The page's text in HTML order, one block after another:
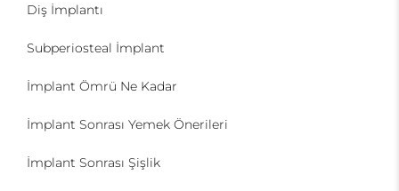
Diş İmplantı
Subperiosteal İmplant
İmplant Ömrü Ne Kadar
İmplant Sonrası Yemek Önerileri
İmplant Sonrası Şişlik